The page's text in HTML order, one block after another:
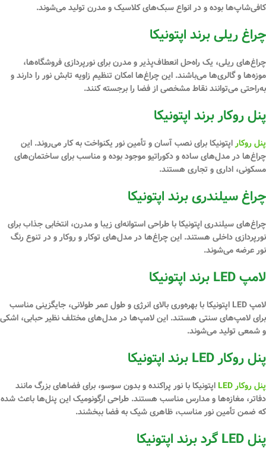
کافی‌شاپ‌ها بوده و در انواع سبک‌های کلاسیک و مدرن تولید می‌شوند.
چراغ ریلی برند اپتونیکا
چراغ‌های ریلی، یک راه‌حل انعطاف‌پذیر و مدرن براینورپردازیفروشگاه‌ها،
موزه‌ها و گالری‌ها می‌باشند. این چراغ‌ها امکان تنظیم زاویه تابش نور را دارند و
به‌راحتی می‌توانند نقاط مشخصی از فضا را برجسته کنند.
پنل روکار برند اپتونیکا
پنل روکاراپتونیکا برای نصب آسان و تأمین نور یکنواخت به کار می‌روند. این
چراغ‌ها در مدل‌های ساده و دکوراتیو موجود بوده و مناسب برای ساختمان‌های
مسکونی، اداری و تجاری هستند.
چراغ سیلندری برند اپتونیکا
چراغ‌های سیلندری اپتونیکا با طراحی استوانه‌ای زیبا و مدرن، انتخابی جذاب برای
نورپردازی داخلی هستند. این چراغ‌ها در مدل‌های توکار و روکار و در تنوع رنگ
نور عرضه می‌شوند.
لامپ LED برند اپتونیکا
لامپ‌ LED اپتونیکا با بهره‌وری بالای انرژی و طول عمر طولانی، جایگزینی مناسب
برای لامپ‌های سنتی هستند. این لامپ‌ها در مدل‌های مختلف نظیر حبابی، اشکی
و شمعی تولید می‌شوند.
پنل روکار LED برند اپتونیکا
پنل‌ روکار LED
اپتونیکا با نور پراکنده و بدون سوسو، برای فضاهای بزرگ مانند
دفاتر، مغازه‌ها و مدارس مناسب هستند. طراحی ارگونومیک این پنل‌ها باعث شده
که ضمن تأمین نور مناسب، ظاهری شیک به فضا ببخشند.
پنل LED گرد برند اپتونیکا